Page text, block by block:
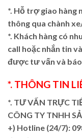
*. Hỗ trợ giao hàng
thông qua chành
*. Khách hàng có
call hoặc nhắn tin
được tư vấn và báo
*. THÔNG TIN
*. TƯ VẤN TRỰC
CÔNG TY TNHH
+) Hotline (24/7):